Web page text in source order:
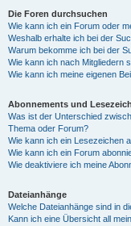
Die Foren durchsuchen
Wie kann ich ein Forum oder
Weshalb erhalte ich bei der
Warum bekomme ich bei der
Wie kann ich nach Mitgliedern
Wie kann ich meine eigenen
Abonnements und
Was ist der Unterschied
Thema oder Forum?
Wie kann ich ein Lesezeichen
Wie kann ich ein Forum
Wie deaktiviere ich meine
Dateianhänge
Welche Dateianhänge sind in
Kann ich eine Übersicht all